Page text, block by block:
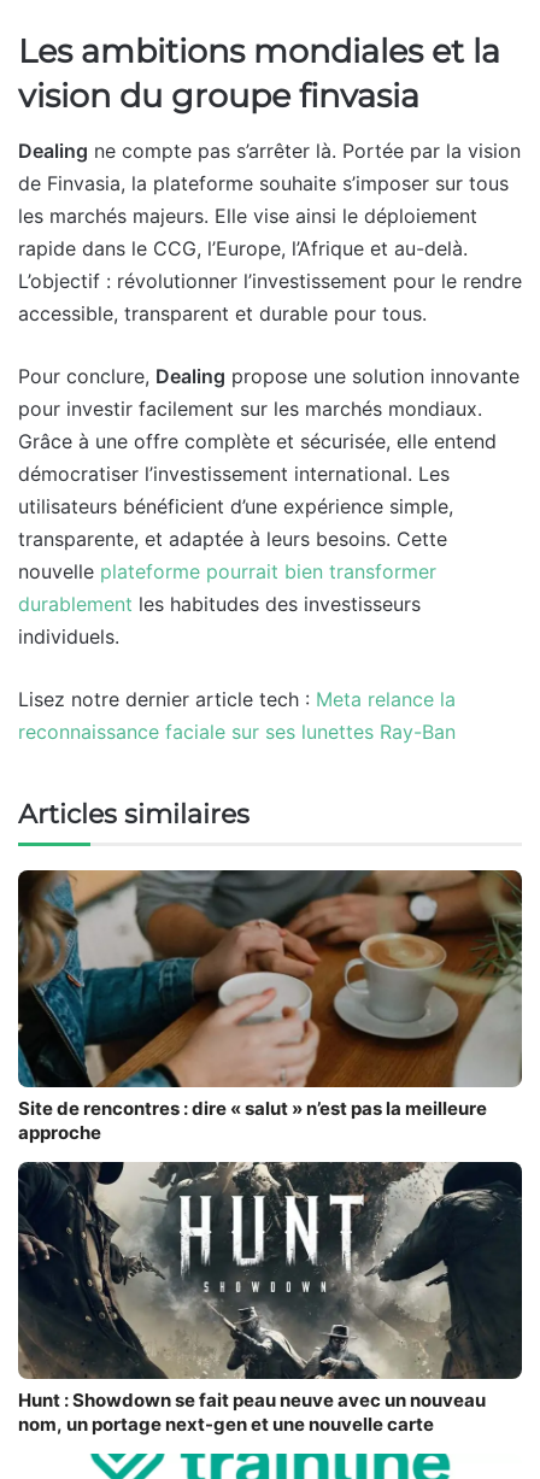
Les ambitions mondiales et la
vision du groupe finvasia
Dealing ne compte pas s’arrêter là. Portée par la vision
de Finvasia, la plateforme souhaite s’imposer sur tous
les marchés majeurs. Elle vise ainsi le déploiement
rapide dans le CCG, l’Europe, l’Afrique et au-delà.
L’objectif : révolutionner l’investissement pour le rendre
accessible, transparent et durable pour tous.
Pour conclure, Dealing propose une solution innovante
pour investir facilement sur les marchés mondiaux.
Grâce à une offre complète et sécurisée, elle entend
démocratiser l’investissement international. Les
utilisateurs bénéficient d’une expérience simple,
transparente, et adaptée à leurs besoins. Cette
nouvelle plateforme pourrait bien transformer
durablement les habitudes des investisseurs
individuels.
Lisez notre dernier article tech : Meta relance la
reconnaissance faciale sur ses lunettes Ray-Ban
Articles similaires
Site de rencontres : dire « salut » n’est pas la meilleure
approche
Hunt : Showdown se fait peau neuve avec un nouveau
nom, un portage next-gen et une nouvelle carte